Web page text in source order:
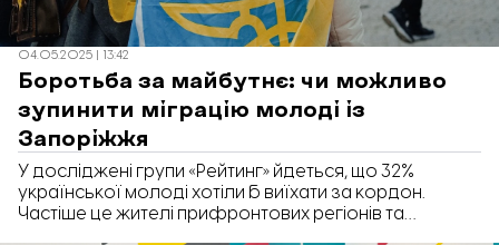
04.05.2025 | 13:42
Боротьба за майбутнє: чи можливо
зупинити міграцію молоді із
Запоріжжя
У досліджені групи «Рейтинг» йдеться, що 32%
української молоді хотіли б виїхати за кордон.
Частіше це жителі прифронтових регіонів та